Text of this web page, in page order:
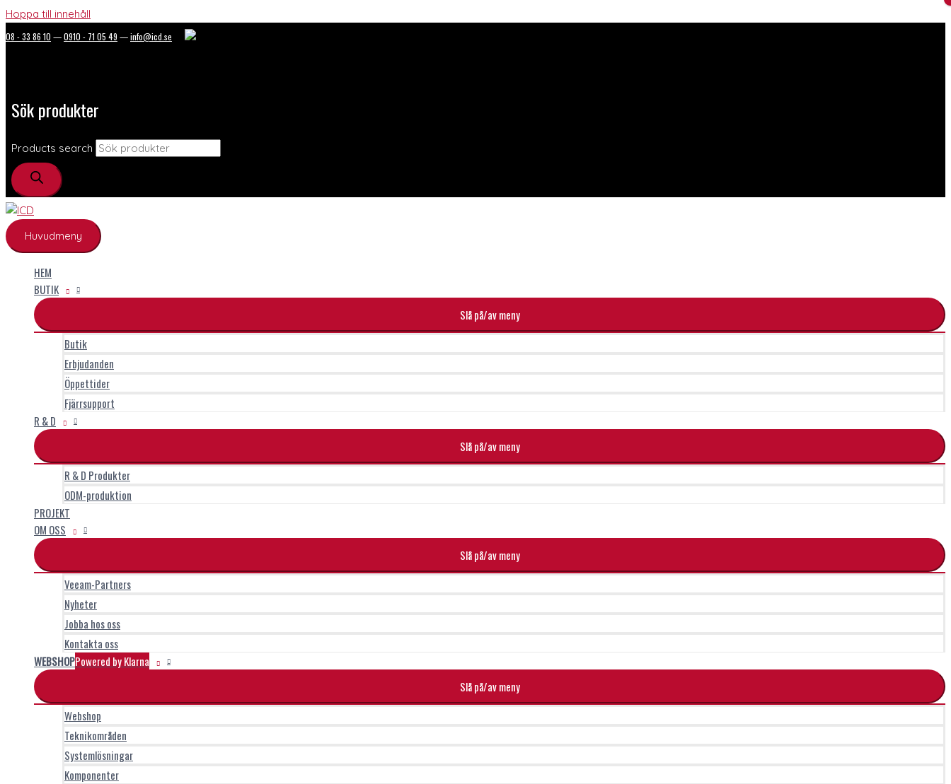
Hoppa till innehåll
08 - 33 86 10 —0910 - 71 05 49 —info@icd.se
Sök produkter
Products search
Huvudmeny
HEM
BUTIK
Slå på/av meny
Butik
Erbjudanden
Öppettider
Fjärrsupport
R & D
Slå på/av meny
R & D Produkter
ODM-produktion
PROJEKT
OM OSS
Slå på/av meny
Veeam-Partners
Nyheter
Jobba hos oss
Kontakta oss
WEBSHOPPowered by Klarna
Slå på/av meny
Webshop
Teknikområden
Systemlösningar
Komponenter